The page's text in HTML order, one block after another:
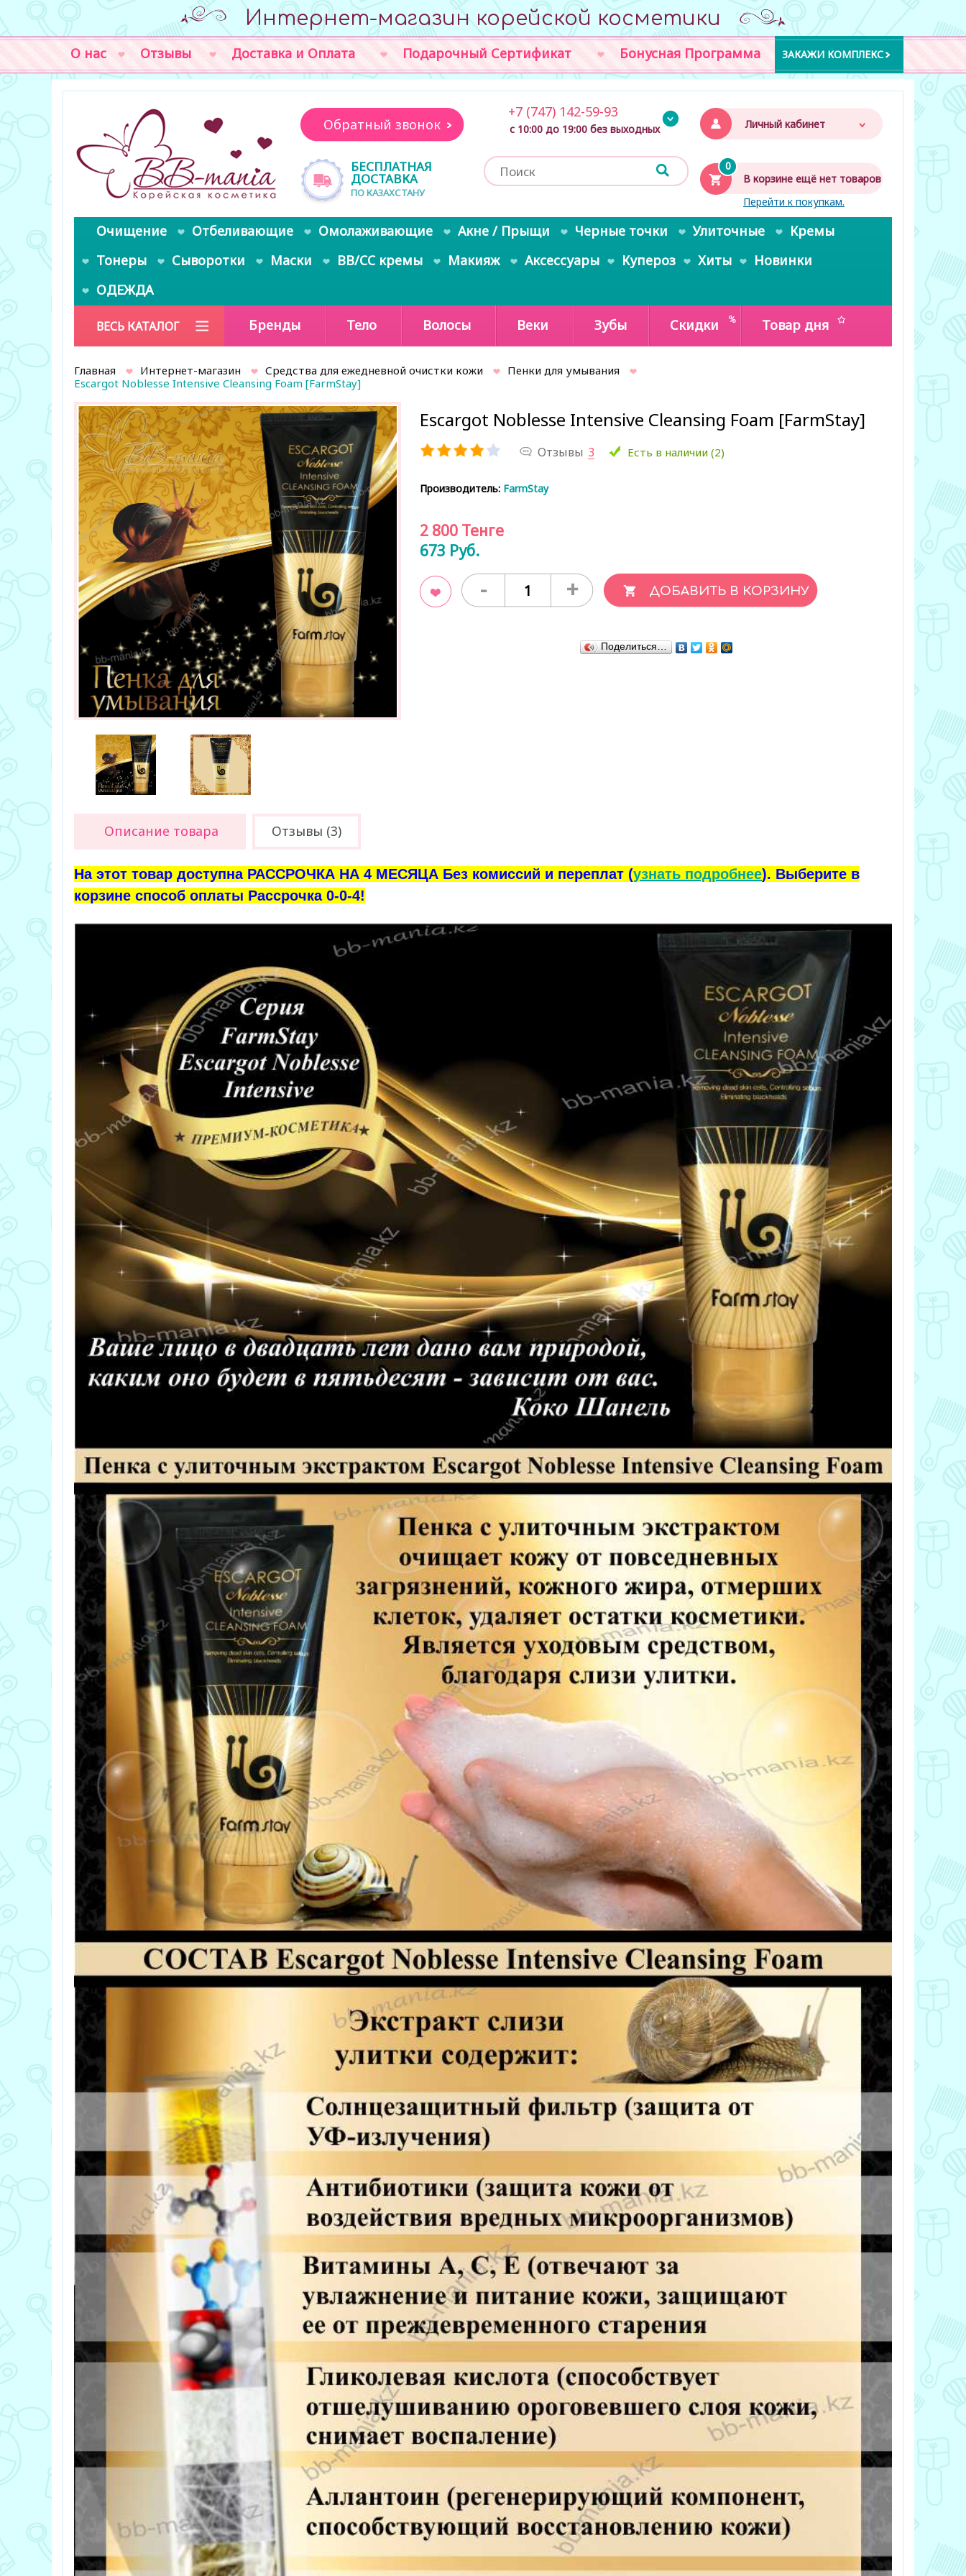
Интернет-магазин корейской косметики
О нас Отзывы Доставка и Оплата Подарочный Сертификат Бонусная Программа ЗАКАЖИ КОМПЛЕКС
Личный кабинет
0
В корзине ещё нет товаров
Перейти к покупкам.
Обратный звонок
БЕСПЛАТНАЯ
ДОСТАВКА
ПО КАЗАХСТАНУ
+7 (747) 142-59-93
с 10:00 до 19:00 без выходных
Очищение Отбеливающие Омолаживающие Акне / Прыщи Черные точки Улиточные
Кремы
Тонеры
Сыворотки Маски BB/CC кремы Макияж Аксессуары Купероз Хиты
Новинки
ОДЕЖДА
ВЕСЬ КАТАЛОГ Бренды Тело Волосы Веки Зубы Скидки Товар дня
Главная Интернет-магазин Средства для ежедневной очистки кожи
Пенки для умывания
Escargot Noblesse Intensive Cleansing Foam [FarmStay]
Escargot Noblesse Intensive Cleansing Foam [FarmStay]
Отзывы 3 Есть в наличии (2)
Производитель: FarmStay
2 800 Тенге
673 Руб.
- +
В закладки
Поделиться…
Описание товара Отзывы (3)
На этот товар доступна РАССРОЧКА НА 4 МЕСЯЦА Без комиссий и переплат (узнать подробнее). Выберите в
корзине способ оплаты Рассрочка 0-0-4!